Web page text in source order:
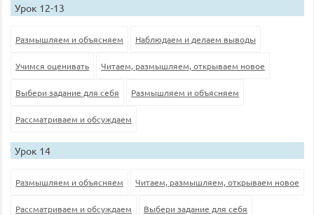
Урок 12-13
Размышляем и объясняем Наблюдаем и делаем выводы
Учимся оценивать Читаем, размышляем, открываем новое
Выбери задание для себя Размышляем и объясняем
Рассматриваем и обсуждаем
Урок 14
Размышляем и объясняем Читаем, размышляем, открываем новое
Рассматриваем и обсуждаем Выбери задание для себя